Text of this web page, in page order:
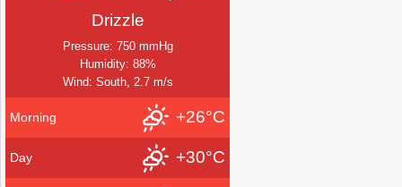
Drizzle
Pressure: 750 mmHg
Humidity: 88%
Wind: South, 2.7 m/s
Morning +26°C
Day +30°C